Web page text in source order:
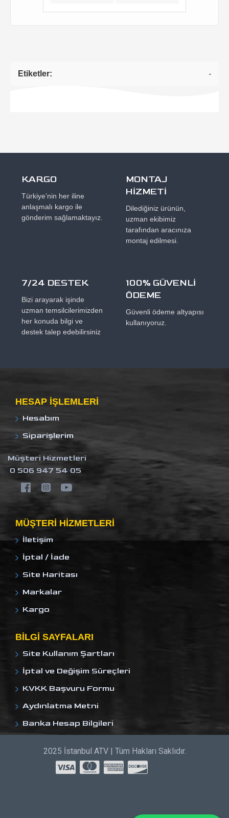
Etiketler: -
KARGO
Türkiye’nin her iline
anlaşmalı kargo ile
gönderim sağlamaktayız.
MONTAJ
HİZMETİ
Dilediğiniz ürünün,
uzman ekibimiz
tarafından aracınıza
montaj edilmesi.
7/24 DESTEK
Bizi arayarak işinde
uzman temsilcilerimizden
her konuda bilgi ve
destek talep edebilirsiniz
100% GÜVENLİ
ÖDEME
Güvenli ödeme altyapısı
kullanıyoruz.
HESAP IŞLEMLERI
Hesabım
Siparişlerim
Müşteri Hizmetleri
0 506 947 54 05
MÜŞTERI HIZMETLERI
İletişim
İptal / İade
Site Haritası
Markalar
Kargo
BILGI SAYFALARI
Site Kullanım Şartları
İptal ve Değişim Süreçleri
KVKK Başvuru Formu
Aydınlatma Metni
Banka Hesap Bilgileri
2025 İstanbul ATV | Tüm Hakları Saklıdır.